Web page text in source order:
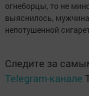
огнеборцы, то не
выяснилось,
непотушенной
Следите за
Telegram-канале